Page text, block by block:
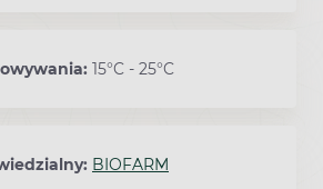
15°C - 25°C
BIOFARM